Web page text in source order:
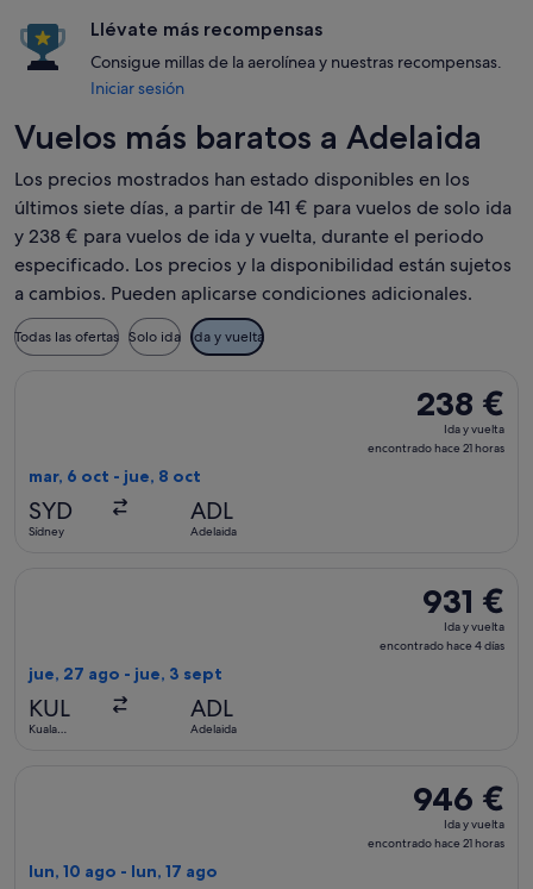
Llévate más recompensas
Consigue millas de la aerolínea y nuestras recompensas.
Iniciar sesión
Vuelos más baratos a Adelaida
Los precios mostrados han estado disponibles en los
últimos siete días, a partir de 141 € para vuelos de solo ida
y 238 € para vuelos de ida y vuelta, durante el periodo
especificado. Los precios y la disponibilidad están sujetos
a cambios. Pueden aplicarse condiciones adicionales.
Todas las ofertas Solo ida Ida y vuelta
238 €
Ida
y
238 €
Ida y vuelta
encontrado hace 21 horas
mar, 6 oct - jue, 8 oct
SYD
Sídney
ADL
Adelaida
931 €
Ida
y
931 €
Ida y vuelta
encontrado hace 4 días
jue, 27 ago - jue, 3 sept
KUL
Kuala
ADL
Adelaida
946 €
Ida
y
946 €
Ida y vuelta
encontrado hace 21 horas
lun, 10 ago - lun, 17 ago